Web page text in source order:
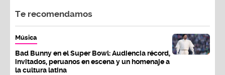
Te recomendamos
Música
Bad Bunny en el Super Bowl: Audiencia récord,
invitados, peruanos en escena y un homenaje a
la cultura latina